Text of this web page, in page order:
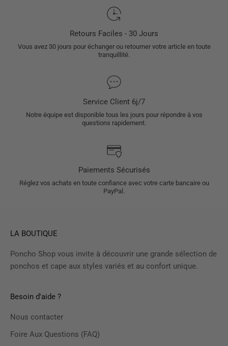
Retours Faciles - 30 Jours
Vous avez 30 jours pour échanger ou retourner votre article en toute
tranquillité.
Service Client 6j/7
Notre équipe est disponible tous les jours pour répondre à vos
questions rapidement.
Paiements Sécurisés
Réglez vos achats en toute confiance avec votre carte bancaire ou
PayPal.
LA BOUTIQUE
Poncho Shop vous invite à découvrir une grande sélection de
ponchos et cape aux styles variés et au confort unique.
Besoin d'aide ?
Nous contacter
Foire Aux Questions (FAQ)